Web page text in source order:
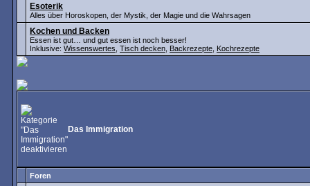
Esoterik
Alles über Horoskopen, der Mystik, der Magie und die Wahrsagen
Kochen und Backen
Essen ist gut… und gut essen ist noch besser!
Inklusive: Wissenswertes Tisch decken Backrezepte Kochrezepte
Das Immigration
Foren